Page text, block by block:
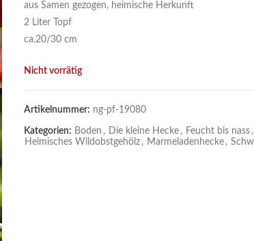
aus Samen gezogen, heimische Herkunft
2 Liter Topf
ca.20/30 cm
Nicht vorrätig
Artikelnummer: ng-pf-19080
Kategorien: Boden , Die kleine Hecke , Feucht bis nass ,
Heimisches Wildobstgehölz , Marmeladenhecke ,